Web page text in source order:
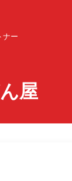
ナー
屋